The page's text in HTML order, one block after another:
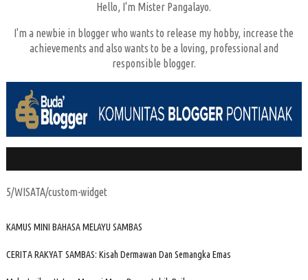
Hello, I'm Mister Pangalayo.
I'm a newbie in blogger who wants to release my hobby, increase the
achievements and also wants to be a loving, professional and
responsible blogger.
5/WISATA/custom-widget
KAMUS MINI BAHASA MELAYU SAMBAS
CERITA RAKYAT SAMBAS: Kisah Dermawan Dan Semangka Emas